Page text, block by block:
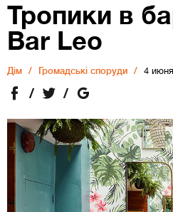
Тропики в
Bar Leo
Дiм Громадські споруди 4